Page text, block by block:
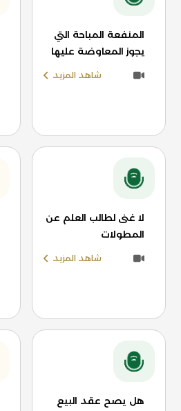
المنفعة المباحة التي
يجوز المعاوضة عليها
شاهد المزيد
لا غنى لطالب العلم عن
المطولات
شاهد المزيد
هل يصح عقد البيع